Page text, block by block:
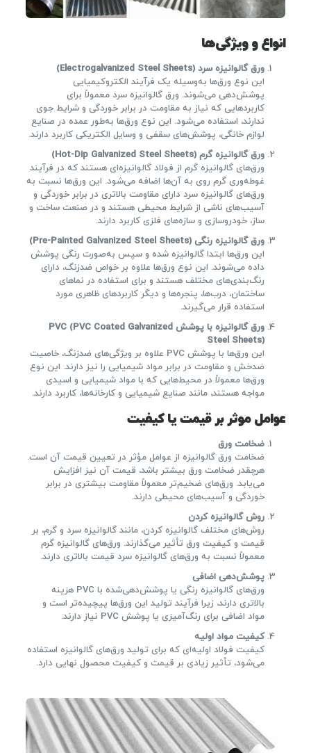
انواع و ویژگی‌ها
ورق گالوانیزه سرد(Electrogalvanized Steel Sheets)
این نوع ورق‌ها به‌وسیله یک فرآیند الکتروکیمیایی
پوشش‌دهی می‌شوند. ورق گالوانیزه سرد معمولاً برای
کاربردهایی که نیاز به مقاومت در برابر خوردگی و شرایط جوی
ندارند، استفاده می‌شود. این نوع ورق‌ها به‌طور عمده در صنایع
لوازم خانگی، پوشش‌های سقفی و وسایل الکتریکی کاربرد دارند.
ورق گالوانیزه گرم(Hot-Dip Galvanized Steel Sheets)
ورق‌های گالوانیزه گرم از فولاد گالوانیزه‌ای هستند که در فرآیند
غوطه‌وری گرم روی به آن‌ها اضافه می‌شود. این ورق‌ها نسبت به
ورق‌های گالوانیزه سرد دارای مقاومت بالاتری در برابر خوردگی و
آسیب‌های ناشی از شرایط محیطی هستند و در صنعت ساخت و
ساز، خودروسازی و سازه‌های فلزی کاربرد دارند.
ورق گالوانیزه رنگی(Pre-Painted Galvanized Steel Sheets)
این ورق‌ها ابتدا گالوانیزه شده و سپس به‌صورت رنگی پوشش
داده می‌شوند. این نوع ورق‌ها علاوه بر خواص ضدزنگ، دارای
رنگ‌بندی‌های مختلف هستند و برای استفاده در نماهای
ساختمان، درب‌ها، پنجره‌ها و دیگر کاربردهای ظاهری مورد
استفاده قرار می‌گیرند.
ورق گالوانیزه با پوشش PVC (PVC Coated Galvanized
Steel Sheets)
این ورق‌ها با پوشش PVC علاوه بر ویژگی‌های ضدزنگ، خاصیت
ضدخش و مقاومت در برابر مواد شیمیایی را نیز دارند. این نوع
ورق‌ها معمولاً در محیط‌هایی که با مواد شیمیایی و اسیدی
مواجه هستند، مانند صنایع شیمیایی و کارخانه‌ها، کاربرد دارند.
عوامل موثر بر قیمت یا کیفیت
ضخامت ورق
ضخامت ورق گالوانیزه از عوامل مؤثر در تعیین قیمت آن است.
هرچقدر ضخامت ورق بیشتر باشد، قیمت آن نیز افزایش
می‌یابد. ورق‌های ضخیم‌تر معمولاً مقاومت بیشتری در برابر
خوردگی و آسیب‌های محیطی دارند.
روش گالوانیزه کردن
روش‌های مختلف گالوانیزه کردن، مانند گالوانیزه سرد و گرم، بر
قیمت و کیفیت ورق تأثیر می‌گذارند. ورق‌های گالوانیزه گرم
معمولاً نسبت به ورق‌های گالوانیزه سرد قیمت بالاتری دارند.
پوشش‌دهی اضافی
ورق‌های گالوانیزه رنگی یا پوشش‌دهی‌شده با PVC هزینه
بالاتری دارند، زیرا فرآیند تولید این ورق‌ها پیچیده‌تر است و
مواد اضافی برای رنگ‌آمیزی یا پوشش PVC نیاز دارند.
کیفیت مواد اولیه
کیفیت فولاد اولیه‌ای که برای تولید ورق‌های گالوانیزه استفاده
می‌شود، تأثیر زیادی بر قیمت و کیفیت محصول نهایی دارد.